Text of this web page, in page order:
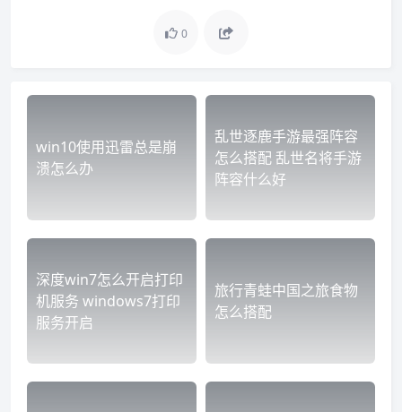
0
win10使用迅雷总是崩
溃怎么办
乱世逐鹿手游最强阵容
怎么搭配 乱世名将手游
阵容什么好
深度win7怎么开启打印
机服务 windows7打印
服务开启
旅行青蛙中国之旅食物
怎么搭配